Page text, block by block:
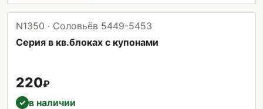
N1350 · Соловьёв 5449-5453
Серия в кв.блоках с купонами
220₽
✓ в наличии